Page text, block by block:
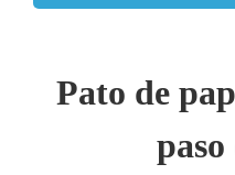
Pato de